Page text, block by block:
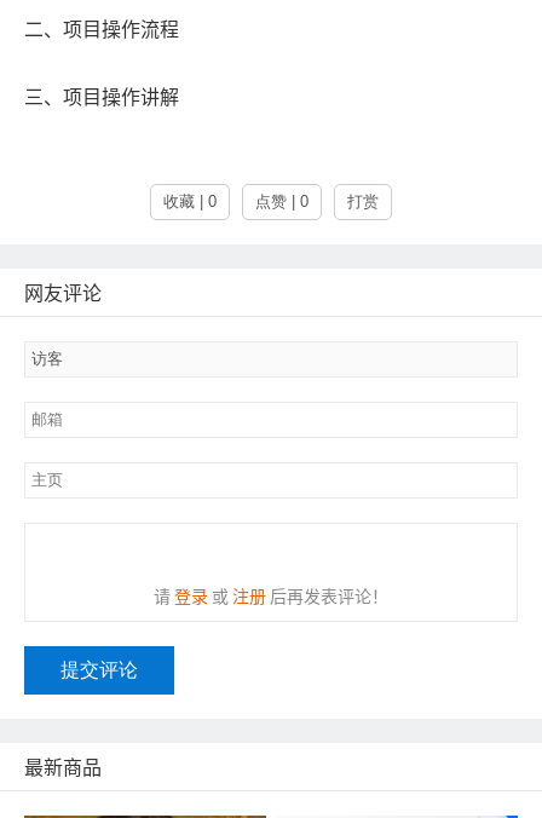
二、项目操作流程
三、项目操作讲解
收藏 | 0 点赞 | 0 打赏
网友评论
请登录 或 注册 后再发表评论！
提交评论
最新商品